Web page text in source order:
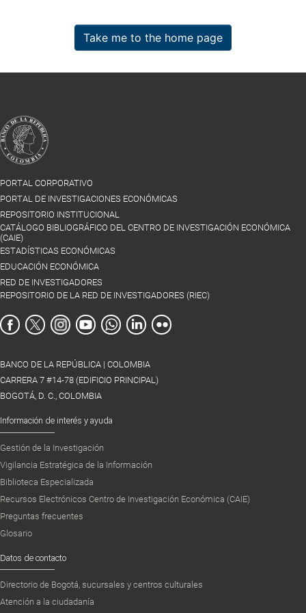
Take me to the home page
PORTAL CORPORATIVO
PORTAL DE INVESTIGACIONES ECONÓMICAS
REPOSITORIO INSTITUCIONAL
CATÁLOGO BIBLIOGRÁFICO DEL CENTRO DE INVESTIGACIÓN ECONÓMICA
(CAIE)
ESTADÍSTICAS ECONÓMICAS
EDUCACIÓN ECONÓMICA
RED DE INVESTIGADORES
REPOSITORIO DE LA RED DE INVESTIGADORES (RIEC)
BANCO DE LA REPÚBLICA | COLOMBIA
CARRERA 7 #14-78 (EDIFICIO PRINCIPAL)
BOGOTÁ, D. C., COLOMBIA
Información de interés y ayuda
Gestión de la Investigación
Vigilancia Estratégica de la Información
Biblioteca Especializada
Recursos Electrónicos Centro de Investigación Económica (CAIE)
Preguntas frecuentes
Glosario
Datos de contacto
Directorio de Bogotá, sucursales y centros culturales
Atención a la ciudadanía